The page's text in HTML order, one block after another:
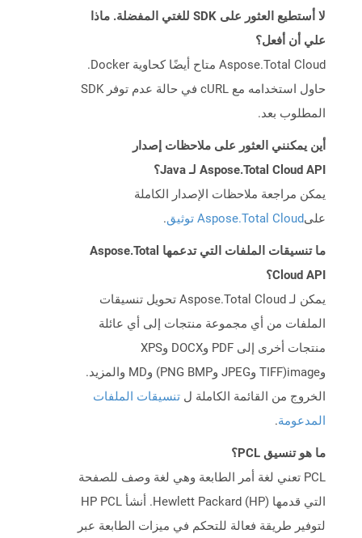
لا أستطيع العثور على SDK للغتي المفضلة. ماذا
علي أن أفعل؟
Aspose.Total Cloud متاح أيضًا كحاوية Docker.
حاول استخدامه مع cURL في حالة عدم توفر SDK
المطلوب بعد.
أين يمكنني العثور على ملاحظات إصدار
Aspose.Total Cloud API لـ Java؟
يمكن مراجعة ملاحظات الإصدار الكاملة
علىAspose.Total Cloud توثيق .
ما تنسيقات الملفات التي تدعمها Aspose.Total
Cloud API؟
يمكن لـ Aspose.Total Cloud تحويل تنسيقات
الملفات من أي مجموعة منتجات إلى أي عائلة
منتجات أخرى إلى PDF وDOCX وXPS
وimage(TIFF وJPEG وPNG BMP) وMD والمزيد.
الخروج من القائمة الكاملة ل تنسيقات الملفات
المدعومة.
ما هو تنسيق PCL؟
PCL تعني لغة أمر الطابعة وهي لغة وصف للصفحة
التي قدمها Hewlett Packard (HP). أنشأ HP PCL
لتوفير طريقة فعالة للتحكم في ميزات الطابعة عبر